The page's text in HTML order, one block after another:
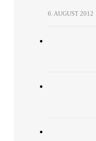
6. AUGUST 2012